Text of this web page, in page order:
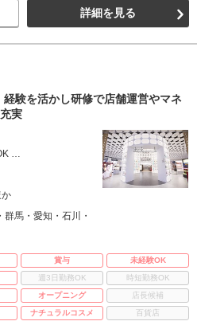
詳細を見る
経験を活かし研修で店舗運営やマネ
実
…
馬・愛知・石川・
賞与
未経験OK
週3日勤務OK
時短勤務OK
オープニング
店長候補
ナチュラルコスメ 百貨店